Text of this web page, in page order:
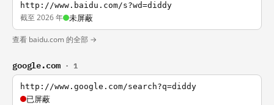
http://www.baidu.com/s?wd=diddy
截至 2026 年 未屏蔽
查看 baidu.com 的全部 →
google.com · 1
http://www.google.com/search?q=diddy
已屏蔽